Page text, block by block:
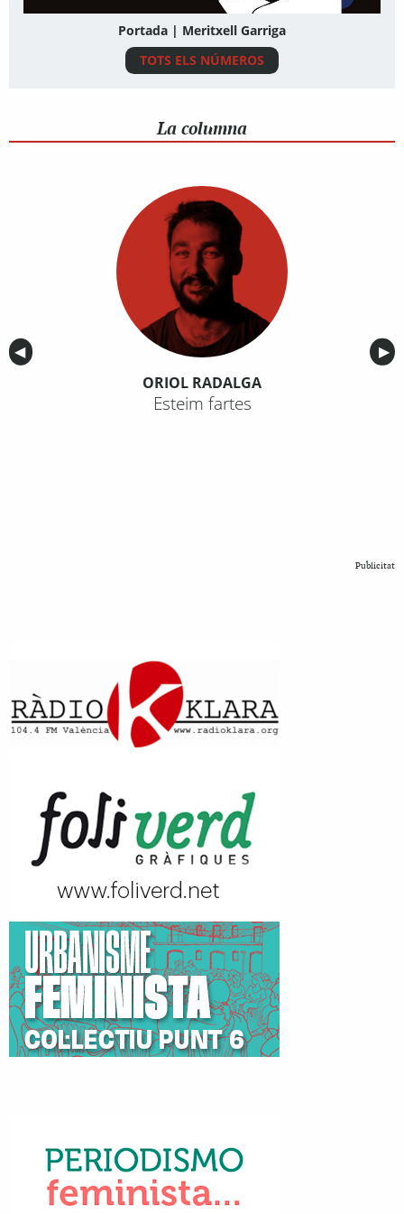
Portada | Meritxell Garriga
TOTS ELS NÚMEROS
La columna
Anterior
◀︎ ▶︎
ORIOL RADALGA
Esteim fartes
Publicitat